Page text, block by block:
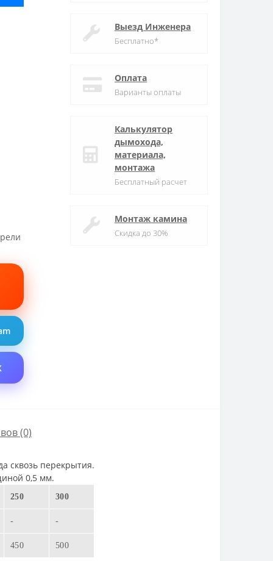
Выезд Инженера
Бесплатно*
Оплата
Варианты оплаты
Калькулятор
дымохода,
материала,
монтажа
Бесплатный расчет
Монтаж камина
Скидка до 30%
(0)
сквозь перекрытия.
0,5 мм.
250 300
- -
450 500